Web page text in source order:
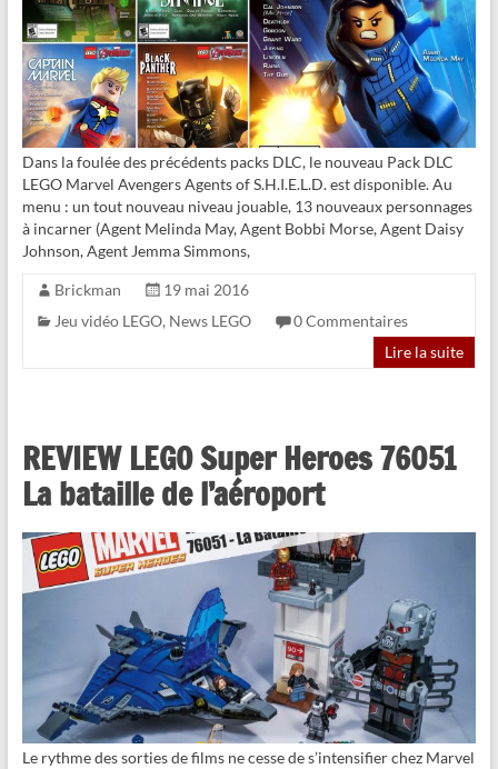
Dans la foulée des précédents packs DLC, le nouveau Pack DLC
LEGO Marvel Avengers Agents of S.H.I.E.L.D. est disponible. Au
menu : un tout nouveau niveau jouable, 13 nouveaux personnages
à incarner (Agent Melinda May, Agent Bobbi Morse, Agent Daisy
Johnson, Agent Jemma Simmons,
Brickman
19 mai 2016
Jeu vidéo LEGO, News LEGO
0 Commentaires
Lire la suite
REVIEW LEGO Super Heroes 76051
La bataille de l’aéroport
Le rythme des sorties de films ne cesse de s’intensifier chez Marvel